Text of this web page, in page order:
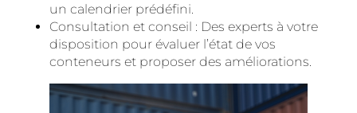
un calendrier prédéfini.
Consultation et conseil : Des experts à votre
disposition pour évaluer l’état de vos
conteneurs et proposer des améliorations.